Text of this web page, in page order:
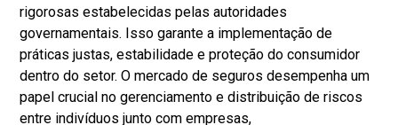
rigorosas estabelecidas pelas autoridades
governamentais. Isso garante a implementação de
práticas justas, estabilidade e proteção do consumidor
dentro do setor. O mercado de seguros desempenha um
papel crucial no gerenciamento e distribuição de riscos
entre indivíduos junto com empresas,